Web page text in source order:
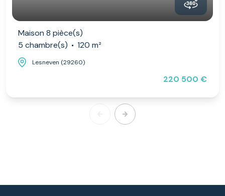
Maison 8 pièce(s)
5 chambre(s)
120 m²
Lesneven (29260)
220 500 €